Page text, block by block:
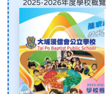
2025-2026年度學校概覽